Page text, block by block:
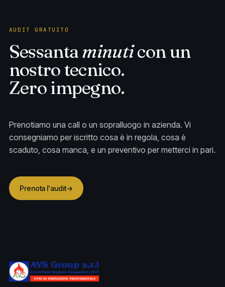
AUDIT GRATUITO
Sessantaminuticon un
nostro tecnico.
Zero impegno.
Prenotiamo una call o un sopralluogo in azienda. Vi
consegniamo per iscritto cosa è in regola, cosa è
scaduto, cosa manca, e un preventivo per metterci in pari.
Prenota l'audit→